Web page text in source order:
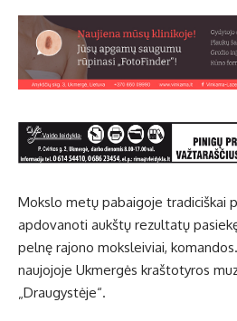
Mokslo metų pabaigoje tradiciškai
apdovanoti aukštų rezultatų
pelnę rajono moksleiviai,
naujojoje Ukmergės kraštotyros
„Draugystėje“.